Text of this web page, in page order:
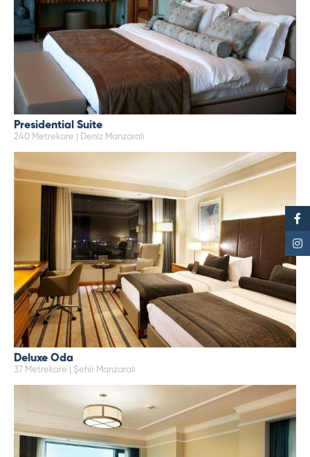
Presidential Suite
240 Metrekare | Deniz Manzaralı
Deluxe Oda
37 Metrekare | Şehir Manzaralı